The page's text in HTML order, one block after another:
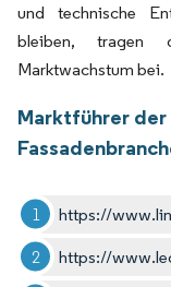
und technische
bleiben, tragen
Marktwachstum bei.
Marktführer
https://
https://